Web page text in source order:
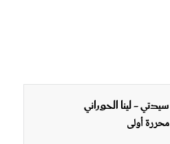
سيدتي - لينا الحوراني
محررة أولى